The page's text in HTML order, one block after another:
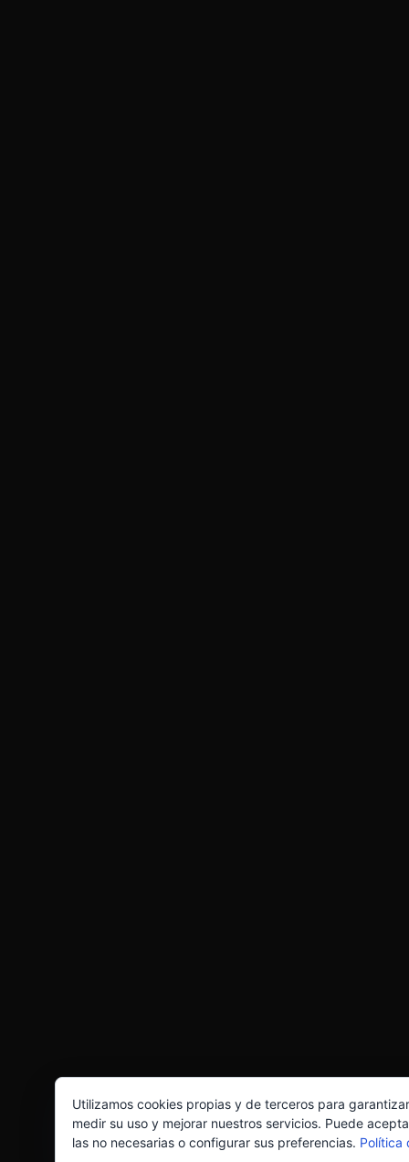
Utilizamos cookies propias y de terceros para
medir su uso y mejorar nuestros servicios. Puede
las no necesarias o configurar sus preferencias. Política